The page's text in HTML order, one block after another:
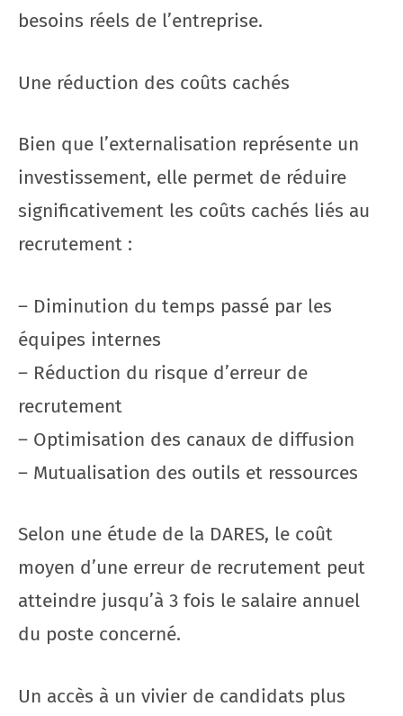
besoins réels de l’entreprise.
Une réduction des coûts cachés
Bien que l’externalisation représente un
investissement, elle permet de réduire
significativement les coûts cachés liés au
recrutement :
– Diminution du temps passé par les
équipes internes
– Réduction du risque d’erreur de
recrutement
– Optimisation des canaux de diffusion
– Mutualisation des outils et ressources
Selon une étude de la DARES, le coût
moyen d’une erreur de recrutement peut
atteindre jusqu’à 3 fois le salaire annuel
du poste concerné.
Un accès à un vivier de candidats plus